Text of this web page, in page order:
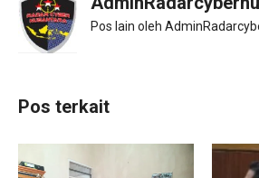
Pos lain oleh
Pos terkait